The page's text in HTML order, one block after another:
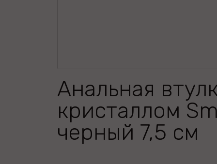
Анальная
кристаллом
черный 7,5 см